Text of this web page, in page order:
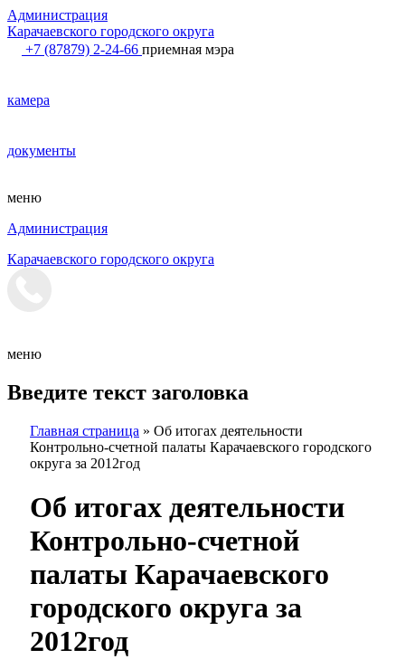
Администрация
Карачаевского городского округа
+7 (87879) 2-24-66 приемная мэра
камера
документы
меню
Администрация
Карачаевского городского округа
меню
Введите текст заголовка
Главная страница » Об итогах деятельности
Контрольно-счетной палаты Карачаевского городского
округа за 2012год
Об итогах деятельности
Контрольно-счетной
палаты Карачаевского
городского округа за
2012год